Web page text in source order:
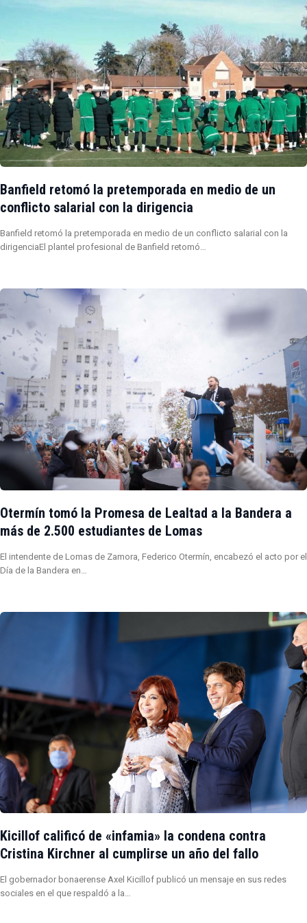
Banfield retomó la pretemporada en medio de un
conflicto salarial con la dirigencia
Banfield retomó la pretemporada en medio de un conflicto salarial con la
dirigenciaEl plantel profesional de Banfield retomó…
Otermín tomó la Promesa de Lealtad a la Bandera a
más de 2.500 estudiantes de Lomas
El intendente de Lomas de Zamora, Federico Otermín, encabezó el acto por el
Día de la Bandera en…
Kicillof calificó de «infamia» la condena contra
Cristina Kirchner al cumplirse un año del fallo
El gobernador bonaerense Axel Kicillof publicó un mensaje en sus redes
sociales en el que respaldó a la…